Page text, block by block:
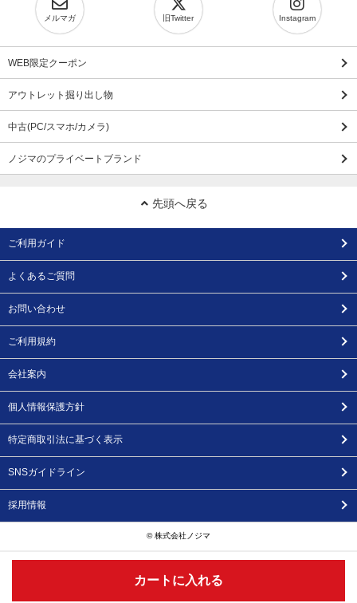
カートに入れる
メルマガ 旧Twitter Instagram
WEB限定クーポン
アウトレット掘り出し物
中古(PC/スマホ/カメラ)
ノジマのプライベートブランド
先頭へ戻る
ご利用ガイド
よくあるご質問
お問い合わせ
ご利用規約
会社案内
個人情報保護方針
特定商取引法に基づく表示
SNSガイドライン
採用情報
© 株式会社ノジマ